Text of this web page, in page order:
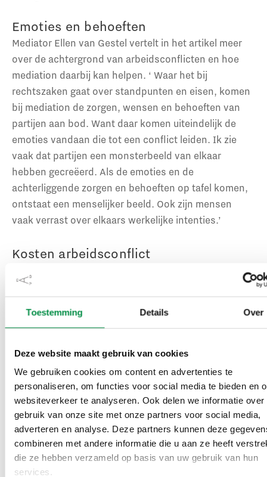
Toestemming Details Over
Deze website maakt gebruik van cookies
We gebruiken cookies om content en advertenties te
personaliseren, om functies voor social media te bieden en
websiteverkeer te analyseren. Ook delen we informatie over
gebruik van onze site met onze partners voor social media,
adverteren en analyse. Deze partners kunnen deze
combineren met andere informatie die u aan ze heeft
die ze hebben verzameld op basis van uw gebruik van hun
services.
Emoties en behoeften
Mediator Ellen van Gestel vertelt in het artikel meer
over de achtergrond van arbeidsconflicten en hoe
mediation daarbij kan helpen. ‘ Waar het bij
rechtszaken gaat over standpunten en eisen, komen
bij mediation de zorgen, wensen en behoeften van
partijen aan bod. Want daar komen uiteindelijk de
emoties vandaan die tot een conflict leiden. Ik zie
vaak dat partijen een monsterbeeld van elkaar
hebben gecreëerd. Als de emoties en de
achterliggende zorgen en behoeften op tafel komen,
ontstaat een menselijker beeld. Ook zijn mensen
vaak verrast over elkaars werkelijke intenties.’
Kosten arbeidsconflict
binnen organisaties nog te vaak als incidenten
een groot effect hebben op de kwaliteit, productie,
lopen de kosten van een conflict vooral op naarmate
dat conflict langer voortduurt. Dat is duidelijk te zien
in deinfographic over de kosten van een
arbeidsconflict , die het CAOP liet ontwikkelen.
Drent zegt hierover: ‘ Door conflicten vroegtijdig te
signaleren en aan te pakken, kunnen organisaties
kosten besparen. Goed conflictmanagement levert